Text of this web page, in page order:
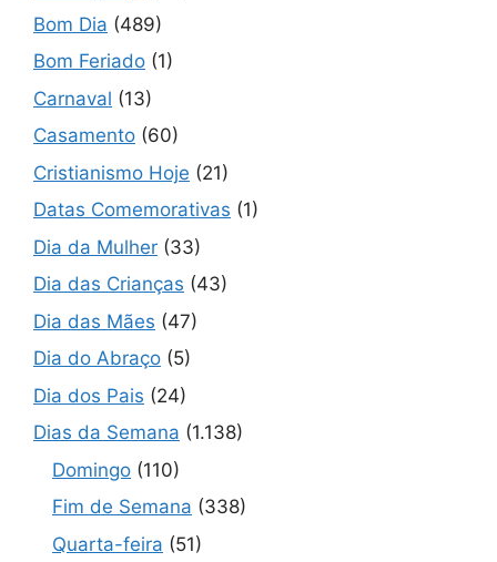
Bom Dia (489)
Bom Feriado (1)
Carnaval (13)
Casamento (60)
Cristianismo Hoje (21)
Datas Comemorativas (1)
Dia da Mulher (33)
Dia das Crianças (43)
Dia das Mães (47)
Dia do Abraço (5)
Dia dos Pais (24)
Dias da Semana (1.138)
Domingo (110)
Fim de Semana (338)
Quarta-feira (51)